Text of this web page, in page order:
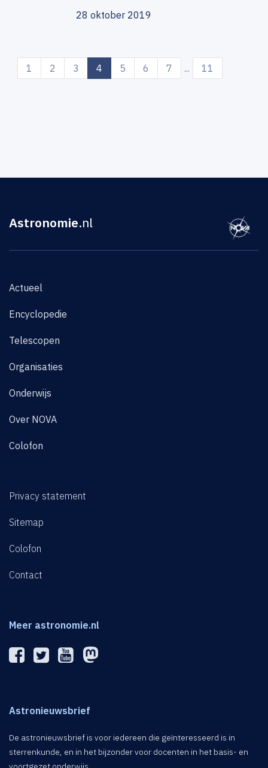
28 oktober 2019
1 2 3 4 (current)
5 6 7 ... 11
Astronomie.nl
Actueel
Encyclopedie
Telescopen
Organisaties
Onderwijs
Over NOVA
Colofon
Privacy statement
Sitemap
Colofon
Contact
Meer astronomie.nl
Astronieuwsbrief
De astronieuwsbrief is voor iedereen die geïnteresseerd is in
sterrenkunde, en in het bijzonder voor docenten in het basis- en